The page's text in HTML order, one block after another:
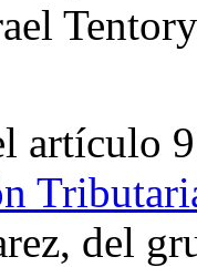
artículo
del